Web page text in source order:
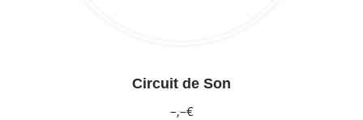
Circuit de Son
–,–€